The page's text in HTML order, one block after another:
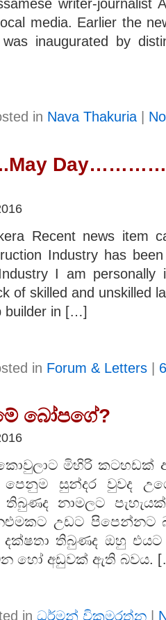
media. Earlier the
inaugurated by
in Nava Thakuria|
Recent news item
Industry has
I am personally
of skilled and unskilled
builder in […]
in Forum & Letters|
බෝපගේ?
මිහිරි කටහඩක්
පෙනුම සුන්දර වුවද
නාමලට
උඩට පිපෙන්නට
තිබුණද ඔහු
හෝ අඩුවක් ඇති බවය.
in ධර්මන් වික්‍රමරත්න |